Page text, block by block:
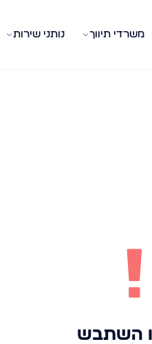
משרדי תיווך נותני שירות
!
השתבש